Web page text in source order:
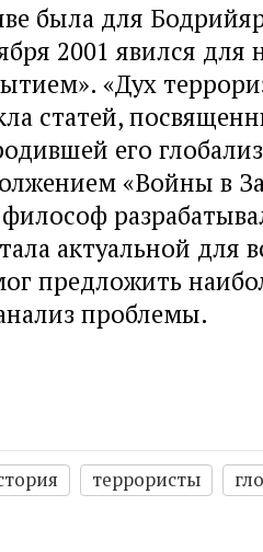
была для
2001 явился для
«Дух
статей,
его
«Войны в
актуальной для
предложить
проблемы.
террористы